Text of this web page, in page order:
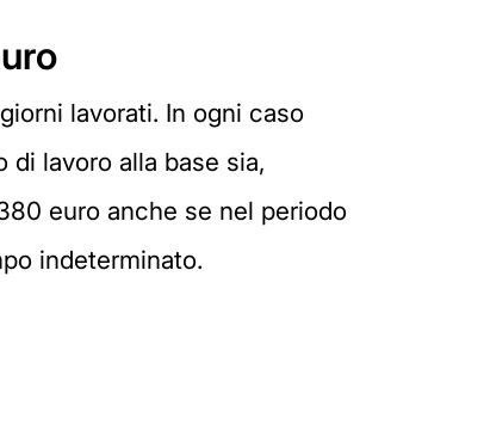
lavorati. In ogni caso
lavoro alla base sia,
euro anche se nel periodo
indeterminato.